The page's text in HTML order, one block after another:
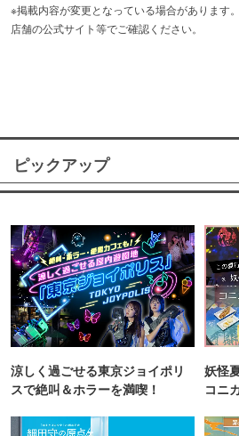
※掲載内容が変更となっている場合があります
店舗の公式サイト等でご確認ください。
ピックアップ
涼しく過ごせる東京ジョイポリ
スで絶叫＆ホラーを満喫！
妖怪
コニ